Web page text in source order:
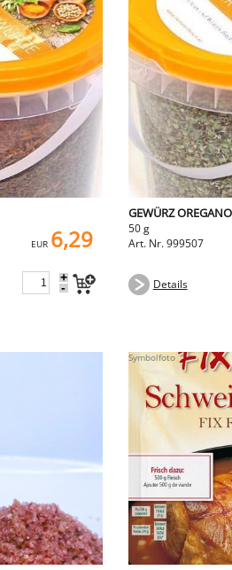
EUR 6,29
+
-
GEWÜRZ
50 g
Art. Nr. 999507
Details